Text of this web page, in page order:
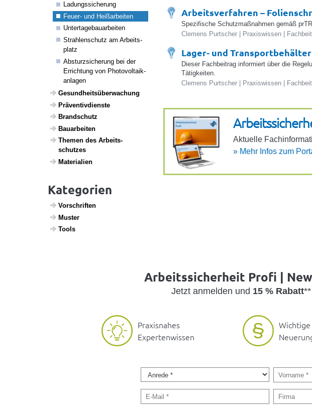
Ladungs­si­che­rung
Feuer- und Heiß­ar­beiten
Unter­ta­ge­bau­a­r­beiten
Strah­len­schutz am Arbeits­
platz
Absturz­si­che­rung bei der
Errich­tung von Photo­vol­taik­
an­lagen
Gesund­heits­über­wa­chung
Präven­tiv­dienste
Brand­schutz
Baua­r­beiten
Themen des Arbeits­
schutzes
Mate­ri­a­lien
Kategorien
Vorschriften
Muster
Tools
Arbeitsverfahren –
Spezifische Schutzmaßnahmen gemäß
Clemens Purtscher | Praxiswissen |
Lager- und
Dieser Fachbeitrag informiert über die
Tätigkeiten.
Clemens Purtscher | Praxiswissen |
Aktu­elle
» Mehr Infos zum
Arbeitssicherheit Profi |
Jetzt anmelden und 15 % Rabatt
Praxisnahes
Expertenwissen